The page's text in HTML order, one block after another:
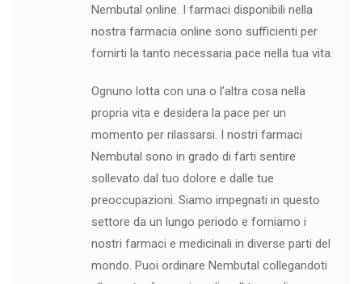
Nembutal online. I farmaci disponibili nella
nostra farmacia online sono sufficienti per
fornirti la tanto necessaria pace nella tua vita.
Ognuno lotta con una o l’altra cosa nella
propria vita e desidera la pace per un
momento per rilassarsi. I nostri farmaci
Nembutal sono in grado di farti sentire
sollevato dal tuo dolore e dalle tue
preoccupazioni. Siamo impegnati in questo
settore da un lungo periodo e forniamo i
nostri farmaci e medicinali in diverse parti del
mondo. Puoi ordinare Nembutal collegandoti